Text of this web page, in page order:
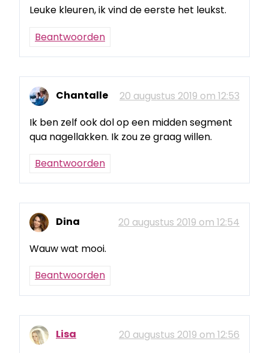
Leuke kleuren, ik vind de eerste het leukst.
Beantwoorden
Chantalle
20 augustus 2019 om 12:53
Ik ben zelf ook dol op een midden segment
qua nagellakken. Ik zou ze graag willen.
Beantwoorden
Dina
20 augustus 2019 om 12:54
Wauw wat mooi.
Beantwoorden
Lisa
20 augustus 2019 om 12:56